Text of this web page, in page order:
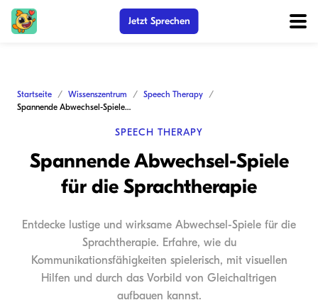
Jetzt Sprechen
Startseite Wissenszentrum
Speech Therapy
Spannende Abwechsel-Spiele für die Sprachtherapie
SPEECH THERAPY
Spannende Abwechsel-Spiele
für die Sprachtherapie
Entdecke lustige und wirksame Abwechsel-Spiele für die
Sprachtherapie. Erfahre, wie du
Kommunikationsfähigkeiten spielerisch, mit visuellen
Hilfen und durch das Vorbild von Gleichaltrigen
aufbauen kannst.